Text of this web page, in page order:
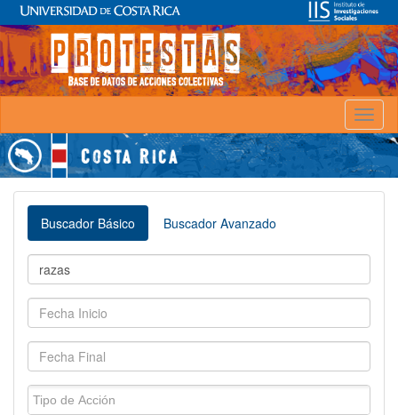
Buscador Básico Buscador Avanzado